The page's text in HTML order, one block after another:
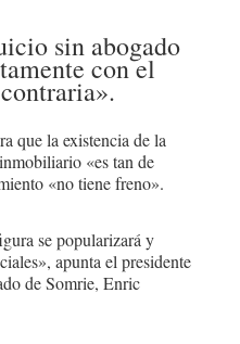
sin abogado
con el
que la existencia de la
«es tan de
«no tiene freno».
se popularizará y
apunta el presidente
de Somrie, Enric